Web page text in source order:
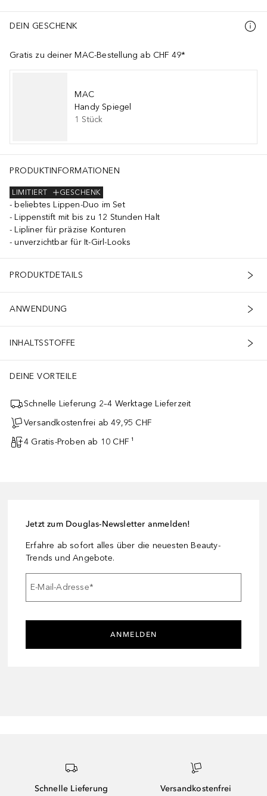
DEIN GESCHENK
Gratis zu deiner MAC-Bestellung ab CHF 49*
MAC
Handy Spiegel
1 Stück
PRODUKTINFORMATIONEN
GESCHENK
LIMITIERT
beliebtes Lippen-Duo im Set
Lippenstift mit bis zu 12 Stunden Halt
Lipliner für präzise Konturen
unverzichtbar für It-Girl-Looks
PRODUKTDETAILS
ANWENDUNG
INHALTSSTOFFE
DEINE VORTEILE
Schnelle Lieferung 2–4 Werktage Lieferzeit
Versandkostenfrei ab 49,95 CHF
4 Gratis-Proben ab 10 CHF ¹
Jetzt zum Douglas-Newsletter anmelden!
Erfahre ab sofort alles über die neuesten Beauty-
Trends und Angebote.
E-Mail-Adresse*
ANMELDEN
Schnelle Lieferung
Versandkostenfrei